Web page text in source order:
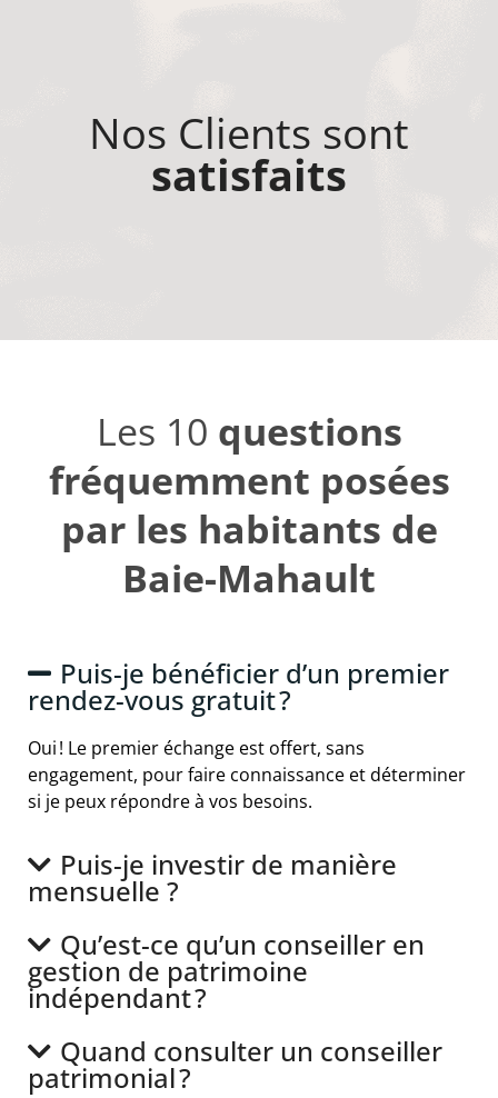
Nos Clients sont
satisfaits
Les 10 questions
fréquemment posées
par les habitants de
Baie-Mahault
Puis-je bénéficier d’un premier
rendez-vous gratuit ?
Oui ! Le premier échange est offert, sans
engagement, pour faire connaissance et déterminer
si je peux répondre à vos besoins.
Puis-je investir de manière
mensuelle ?
Qu’est-ce qu’un conseiller en
gestion de patrimoine
indépendant ?
Quand consulter un conseiller
patrimonial ?